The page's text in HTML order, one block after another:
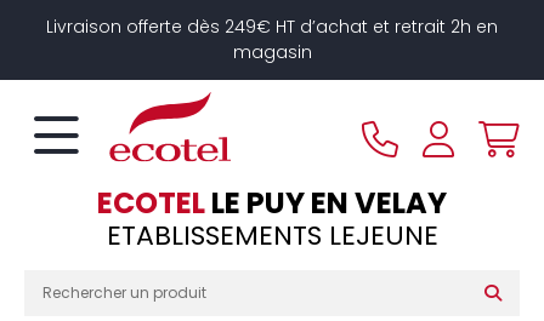
Livraison offerte dès 249€ HT d’achat et retrait 2h en
magasin
ECOTELLE PUY EN VELAY
ETABLISSEMENTS LEJEUNE
Panneau de gestion des cookies